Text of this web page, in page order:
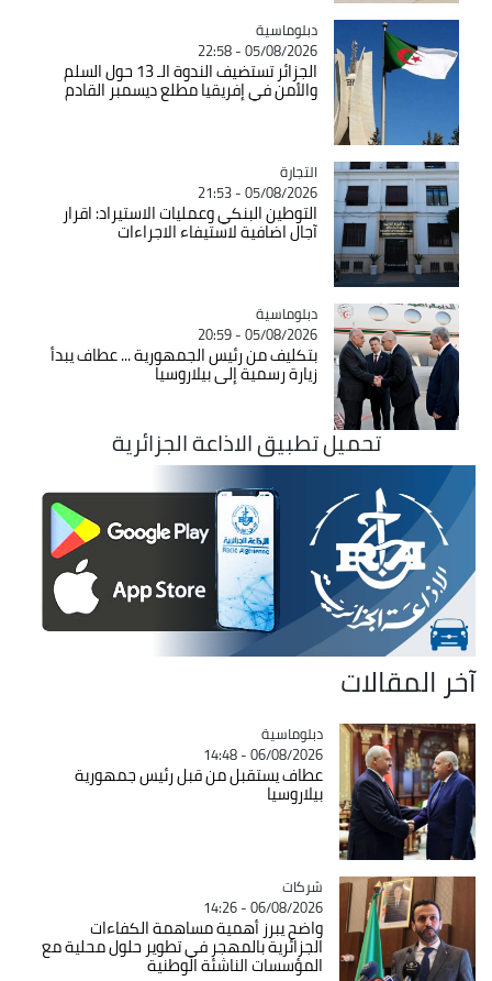
Catégorie
دبلوماسية
05/08/2026 - 22:58
الجزائر تستضيف الندوة الـ 13 حول السلم
والأمن في إفريقيا مطلع ديسمبر القادم
Catégorie
التجارة
05/08/2026 - 21:53
التوطين البنكي وعمليات الاستيراد: اقرار
آجال اضافية لاستيفاء الاجراءات
Catégorie
دبلوماسية
05/08/2026 - 20:59
بتكليف من رئيس الجمهورية ... عطاف يبدأ
زيارة رسمية إلى بيلاروسيا
تحميل تطبيق الاذاعة الجزائرية
آخر المقالات
Catégorie
دبلوماسية
06/08/2026 - 14:48
عطاف يستقبل من قبل رئيس جمهورية
بيلاروسيا
Catégorie
شركات
06/08/2026 - 14:26
واضح يبرز أهمية مساهمة الكفاءات
الجزائرية بالمهجر في تطوير حلول محلية مع
المؤسسات الناشئة الوطنية